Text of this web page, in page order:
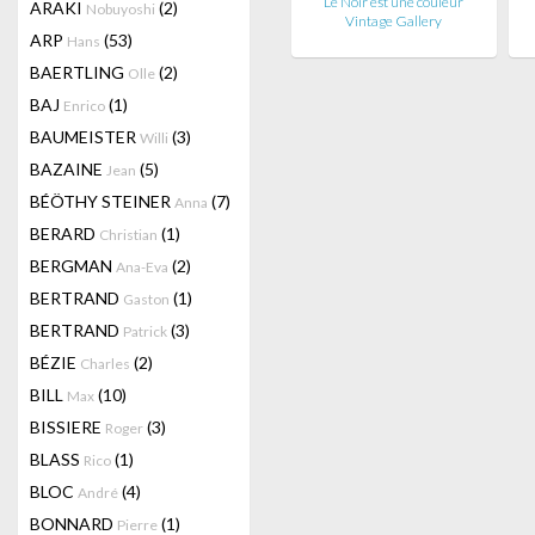
ARAKI Nobuyoshi (2)
ARP Hans (53)
BAERTLING Olle (2)
BAJ Enrico (1)
BAUMEISTER Willi (3)
BAZAINE Jean (5)
BÉÖTHY STEINER Anna (7)
BERARD Christian (1)
BERGMAN Ana-Eva (2)
BERTRAND Gaston (1)
BERTRAND Patrick (3)
BÉZIE Charles (2)
BILL Max (10)
BISSIERE Roger (3)
BLASS Rico (1)
BLOC André (4)
BONNARD Pierre (1)
Vintage Gallery